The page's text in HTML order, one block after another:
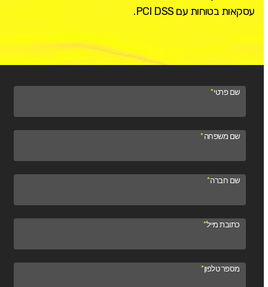
עסקאות בטוחות עם PCI DSS.
שם פרטי*
שם משפחה*
שם חברה*
כתובת מייל*
מספר טלפון*